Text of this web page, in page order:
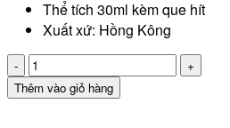
430.000 ₫.
Thể tích 30ml kèm que hít
Xuất xứ: Hồng Kông
Popper
hộp
gỗ
Thêm vào giỏ hàng